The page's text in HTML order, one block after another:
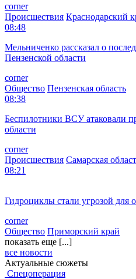
corner
Происшествия Краснодарский
08:48
Мельниченко рассказал о
Пензенской области
corner
Общество Пензенская область
08:38
Беспилотники ВСУ атаковали
области
corner
Происшествия Самарская
08:21
Гидроциклы стали угрозой
corner
Общество Приморский край
показать еще [...]
все новости
Актуальные сюжеты
Спецоперация